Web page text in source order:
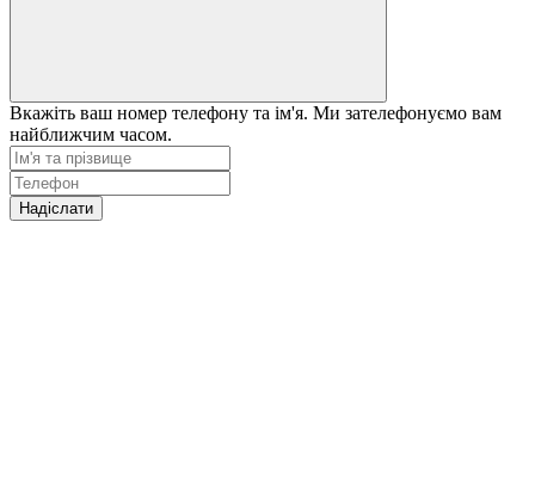
Вкажіть ваш номер телефону та ім'я. Ми зателефонуємо вам
найближчим часом.
Надіслати